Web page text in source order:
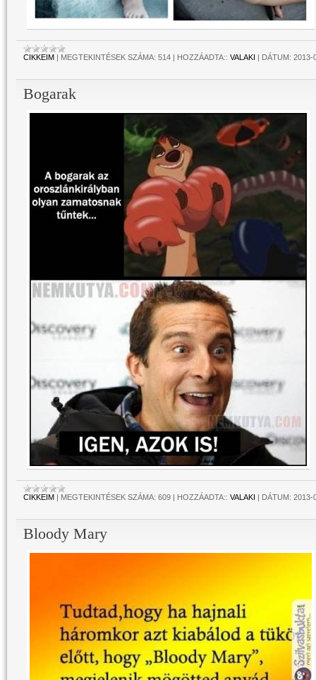
CIKKEIM | MEGTEKINTÉSEK SZÁMA: 514 | HOZZÁADTA:: VALAKI | DÁTUM: 2013-
Bogarak
CIKKEIM | MEGTEKINTÉSEK SZÁMA: 609 | HOZZÁADTA:: VALAKI | DÁTUM: 2013-
Bloody Mary